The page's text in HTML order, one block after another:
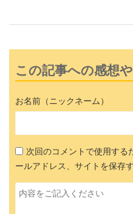
この記事への感想
お名前（ニックネーム）
次回のコメントで使用する
ールアドレス、サイトを保存す